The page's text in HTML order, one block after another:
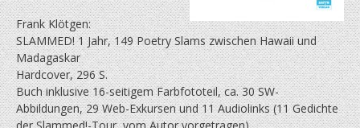
Frank Klötgen:
SLAMMED! 1 Jahr, 149 Poetry Slams zwischen Hawaii und
Madagaskar
Hardcover, 296 S.
Buch inklusive 16-seitigem Farbfototeil, ca. 30 SW-
Abbildungen, 29 Web-Exkursen und 11 Audiolinks (11 Gedichte